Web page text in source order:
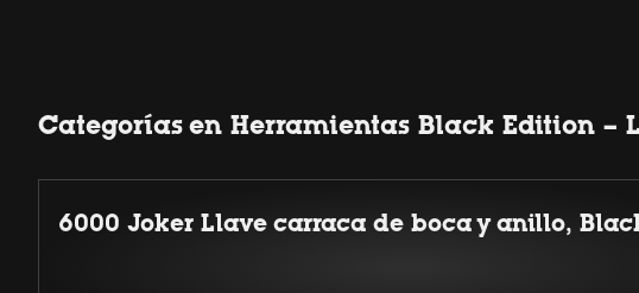
Categorías en Herramientas Black Edition –
6000 Joker Llave carraca de boca y anillo,